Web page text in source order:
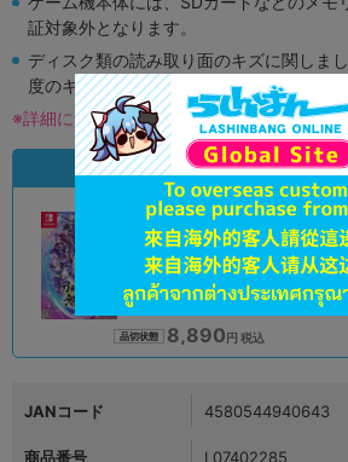
証対象外となります。
ディスク類の読み取り面のキズに関しま
度のキズがある場合がございます。
※詳細につきましてはコチラ
状態違いの同一商品
状態 : A
オンライン
品切状態 8,890円 税込
JANコード 4580544940643
商品番号 L07402285